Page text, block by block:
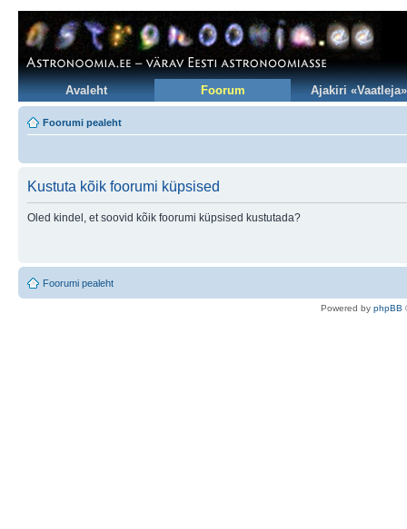
Avaleht Foorum Ajakiri «Vaatleja»
Foorumi pealeht
Kustuta kõik foorumi küpsised
Oled kindel, et soovid kõik foorumi küpsised kustutada?
Foorumi pealeht
Powered by phpBB